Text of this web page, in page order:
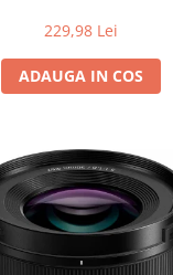
229,98 Lei
ADAUGA IN COS